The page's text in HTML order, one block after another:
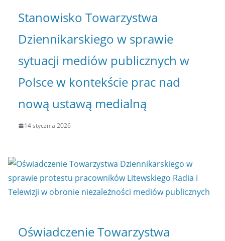
Stanowisko Towarzystwa
Dziennikarskiego w sprawie
sytuacji mediów publicznych w
Polsce w kontekście prac nad
nową ustawą medialną
14 stycznia 2026
Oświadczenie Towarzystwa